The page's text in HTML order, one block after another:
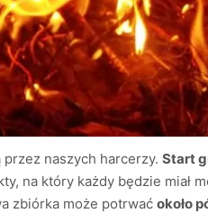
naszych harcerzy. Start
na który każdy będzie miał
zbiórka może potrwać około